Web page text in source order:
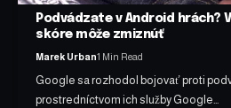
Podvádzate v Android hrách?
skóre môže zmiznúť
Marek Urban1 Min Read
Google sa rozhodol bojovať proti
prostredníctvom ich služby Google…